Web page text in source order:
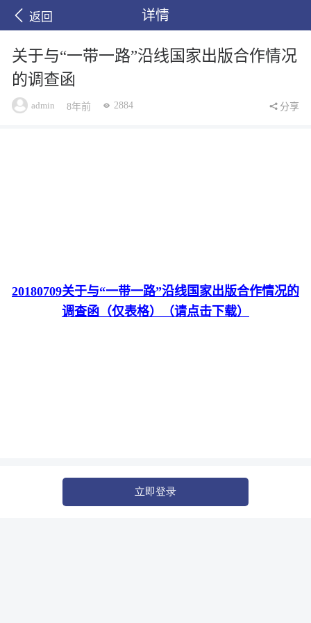
返回 详情
关于与“一带一路”沿线国家出版合作情况
的调查函
admin 8年前 2884 分享
20180709关于与“一带一路”沿线国家出版合作情况的
调查函（仅表格）（请点击下载）
立即登录